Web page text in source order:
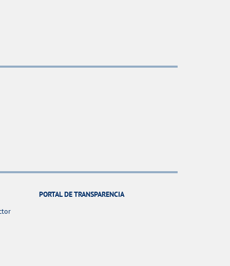
PORTAL DE TRANSPARENCIA